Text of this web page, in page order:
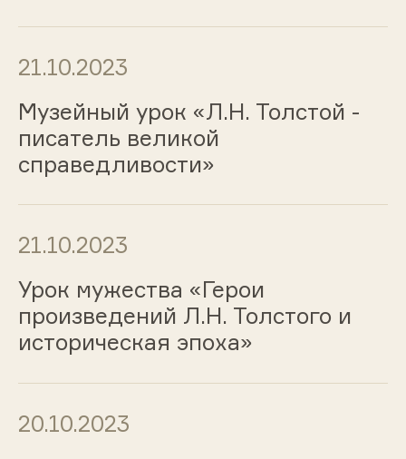
21.10.2023
Музейный урок «Л.Н. Толстой -
писатель великой
справедливости»
21.10.2023
Урок мужества «Герои
произведений Л.Н. Толстого и
историческая эпоха»
20.10.2023